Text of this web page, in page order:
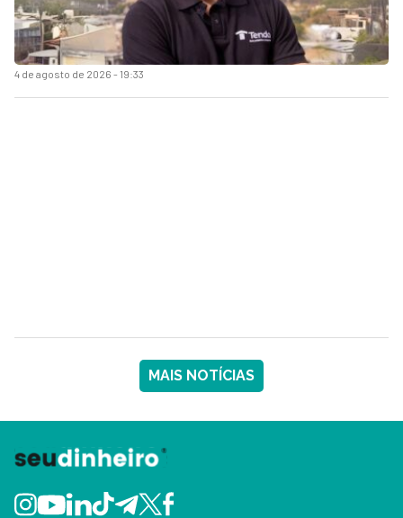
4 de agosto de 2026 - 19:33
MAIS NOTÍCIAS